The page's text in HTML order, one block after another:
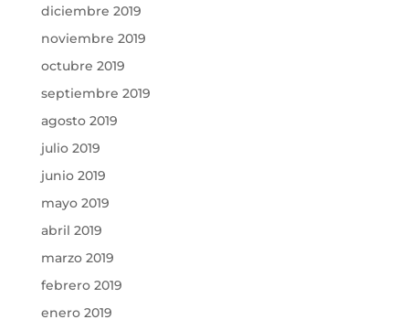
diciembre 2019
noviembre 2019
octubre 2019
septiembre 2019
agosto 2019
julio 2019
junio 2019
mayo 2019
abril 2019
marzo 2019
febrero 2019
enero 2019